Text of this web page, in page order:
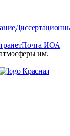
Почта ИОА
им.
Красная